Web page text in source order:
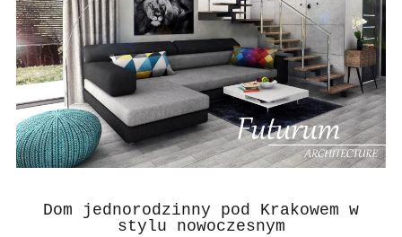
Dom jednorodzinny pod Krakowem w
stylu nowoczesnym